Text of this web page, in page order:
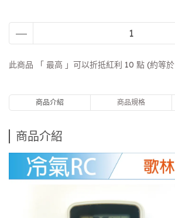
此商品 「 最高 」可以折抵紅利 10 點 (約等於
商品介紹 商品規格
商品介紹